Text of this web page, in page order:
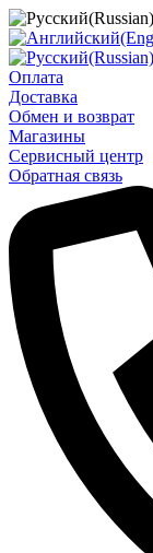
Оплата
Доставка
Обмен и возврат
Магазины
Сервисный центр
Обратная связь